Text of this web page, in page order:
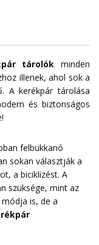
tárolók minden
illenek, ahol sok a
A kerékpár tárolása
és biztonságos
felbukkanó
sokan választják a
a biciklizést. A
szüksége, mint az
is, de a